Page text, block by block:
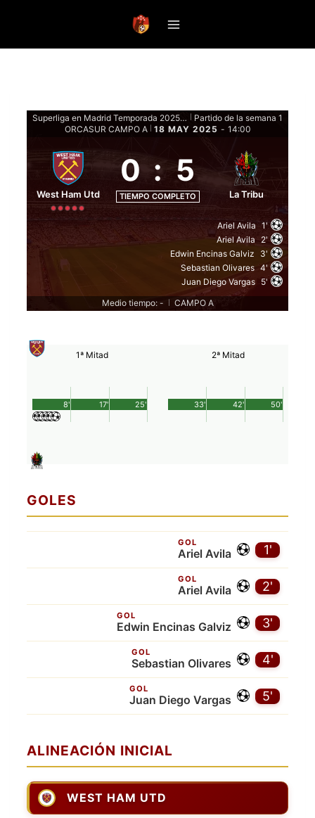
Superliga en Madrid Temporada 2025 - Fase de grupos
Partido de la semana 1
ORCASUR CAMPO A
18 MAY 2025 - 14:00
West Ham Utd
0 : 5
TIEMPO COMPLETO La Tribu
Ariel Avila 1'
Ariel Avila 2'
Edwin Encinas Galviz
3'
Sebastian Olivares 4'
Juan Diego Vargas 5'
Medio tiempo: -
CAMPO A
1ª Mitad
25'
8' 17'
2ª Mitad
50'
33' 42'
GOLES
1'
GOL
Ariel Avila
2'
GOL
Ariel Avila
3'
GOL
Edwin Encinas Galviz
4'
GOL
Sebastian Olivares
5'
GOL
Juan Diego Vargas
ALINEACIÓN INICIAL
WEST HAM UTD